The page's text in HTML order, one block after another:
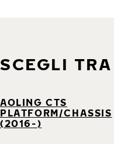
SCEGLI
AOLING CTS
PLATFORM/CHASSIS
(2016-)